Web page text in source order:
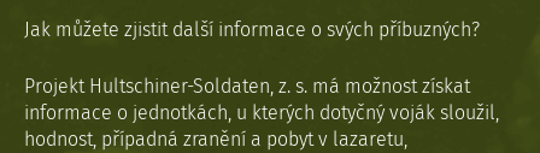
Jak můžete zjistit další informace o svých příbuzných?
Projekt Hultschiner-Soldaten, z. s. má možnost získat
informace o jednotkách, u kterých dotyčný voják sloužil,
hodnost, případná zranění a pobyt v lazaretu,